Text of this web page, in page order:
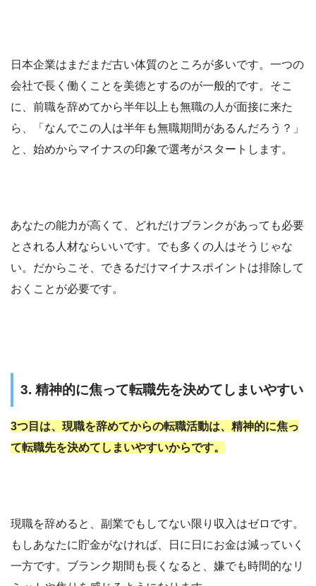
日本企業はまだまだ古い体質のところが多いです。一つの
会社で長く働くことを美徳とするのが一般的です。そこ
に、前職を辞めてから半年以上も無職の人が面接に来た
ら、「なんでこの人は半年も無職期間があるんだろう？」
と、始めからマイナスの印象で選考がスタートします。
あなたの能力が高くて、どれだけブランクがあっても必要
とされる人材ならいいです。でも多くの人はそうじゃな
い。だからこそ、できるだけマイナスポイントは排除して
おくことが必要です。
3. 精神的に焦って転職先を決めてしまいやすい
3つ目は、現職を辞めてからの転職活動は、精神的に焦っ
て転職先を決めてしまいやすいからです。
現職を辞めると、副業でもしてない限り収入はゼロです。
もしあなたに貯金がなければ、日に日にお金は減っていく
一方です。ブランク期間も長くなると、嫌でも時間的なリ